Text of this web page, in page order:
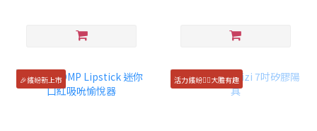
🎉繽紛新上市 活力繽紛🏳️‍🌈大膽有趣